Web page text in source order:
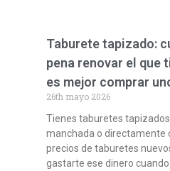
Taburete tapizado:
pena renovar el que
es mejor comprar
26th mayo 2026
Tienes taburetes
manchada o directamente
precios de taburetes
gastarte ese dinero